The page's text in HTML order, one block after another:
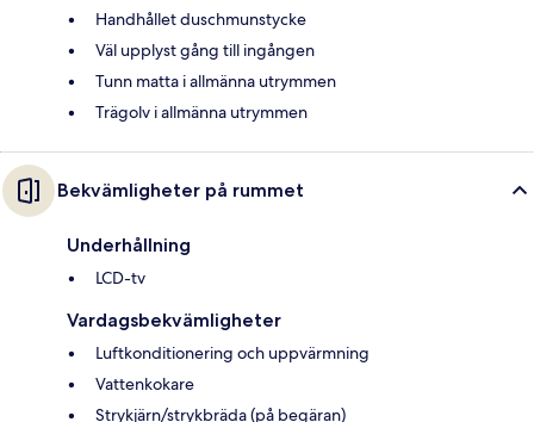
Handhållet duschmunstycke
Väl upplyst gång till ingången
Tunn matta i allmänna utrymmen
Trägolv i allmänna utrymmen
Bekvämligheter på rummet
Underhållning
LCD-tv
Vardagsbekvämligheter
Luftkonditionering och uppvärmning
Vattenkokare
Strykjärn/strykbräda (på begäran)